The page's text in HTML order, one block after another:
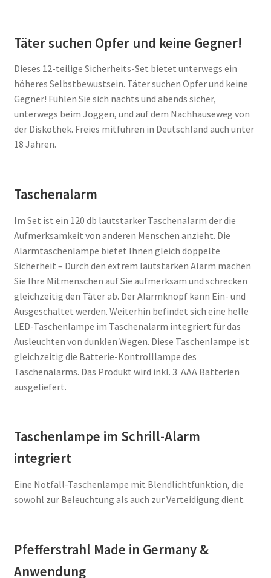
Täter suchen Opfer und keine Gegner!
Dieses 12-teilige Sicherheits-Set bietet unterwegs ein
höheres Selbstbewustsein. Täter suchen Opfer und keine
Gegner! Fühlen Sie sich nachts und abends sicher,
unterwegs beim Joggen, und auf dem Nachhauseweg von
der Diskothek. Freies mitführen in Deutschland auch unter
18 Jahren.
Taschenalarm
Im Set ist ein 120 db lautstarker Taschenalarm der die
Aufmerksamkeit von anderen Menschen anzieht. Die
Alarmtaschenlampe bietet Ihnen gleich doppelte
Sicherheit – Durch den extrem lautstarken Alarm machen
Sie Ihre Mitmenschen auf Sie aufmerksam und schrecken
gleichzeitig den Täter ab. Der Alarmknopf kann Ein- und
Ausgeschaltet werden. Weiterhin befindet sich eine helle
LED-Taschenlampe im Taschenalarm integriert für das
Ausleuchten von dunklen Wegen. Diese Taschenlampe ist
gleichzeitig die Batterie-Kontrolllampe des
Taschenalarms. Das Produkt wird inkl. 3 AAA Batterien
ausgeliefert.
Taschenlampe im Schrill-Alarm
integriert
Eine Notfall-Taschenlampe mit Blendlichtfunktion, die
sowohl zur Beleuchtung als auch zur Verteidigung dient.
Pfefferstrahl Made in Germany &
Anwendung